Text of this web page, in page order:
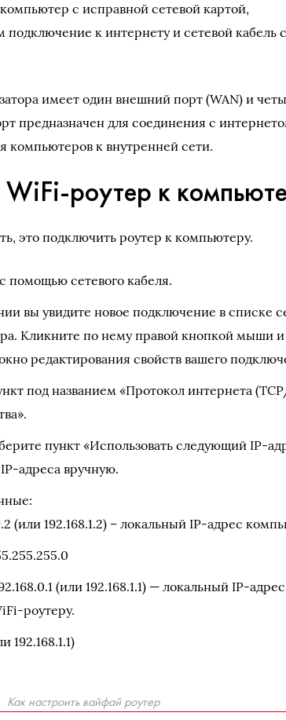
с исправной сетевой картой,
к интернету и сетевой кабель с
имеет один внешний порт (WAN) и
предназначен для соединения с
компьютеров к внутренней сети.
роутер к
это подключить роутер к компьютеру.
помощью сетевого кабеля.
вы увидите новое подключение в списке
Кликните по нему правой кнопкой мыши
редактирования свойств вашего
под названием «Протокол интернета
пункт «Использовать следующий IP-
адреса вручную.
(или 192.168.1.2) – локальный IP-адрес
(или 192.168.1.1) — локальный IP-
роутеру.
192.168.1.1)
Как настроить вайфай роутер